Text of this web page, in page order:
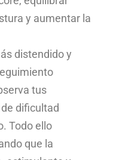
y aumentar la
distendido y
tus
dificultad
Todo ello
que la